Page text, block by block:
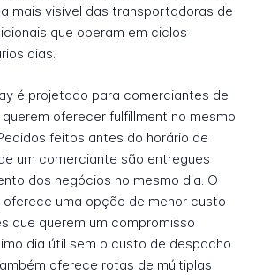
mais visível das transportadoras de
que operam em ciclos
dias.
é projetado para comerciantes de
oferecer fulfillment no mesmo
feitos antes do horário de
um comerciante são entregues
dos negócios no mesmo dia. O
uma opção de menor custo
que querem um compromisso
dia útil sem o custo de despacho
oferece rotas de múltiplas